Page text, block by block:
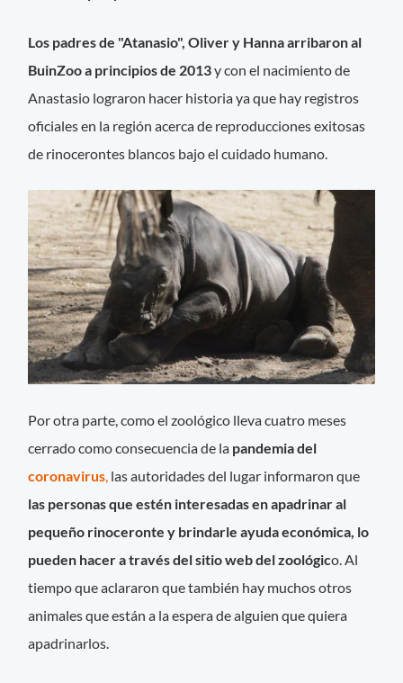
Los padres de "Atanasio", Oliver y Hanna arribaron al
BuinZoo a principios de 2013y con el nacimiento de
Anastasio lograron hacer historia ya que hay registros
oficiales en la región acerca de reproducciones exitosas
de rinocerontes blancos bajo el cuidado humano.
Por otra parte, como el zoológico lleva cuatro meses
cerrado como consecuencia de la pandemia del
coronavirus, las autoridades del lugar informaron que
las personas que estén interesadas en apadrinar al
pequeño rinoceronte y brindarle ayuda económica, lo
pueden hacer a través del sitio web del zoológico. Al
tiempo que aclararon que también hay muchos otros
animales que están a la espera de alguien que quiera
apadrinarlos.